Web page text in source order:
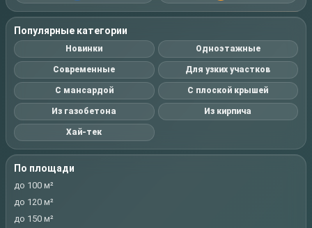
Популярные категории
Новинки Одноэтажные
Современные Для узких участков
С мансардой С плоской крышей
Из газобетона Из кирпича
Хай-тек
По площади
до 100 м²
до 120 м²
до 150 м²